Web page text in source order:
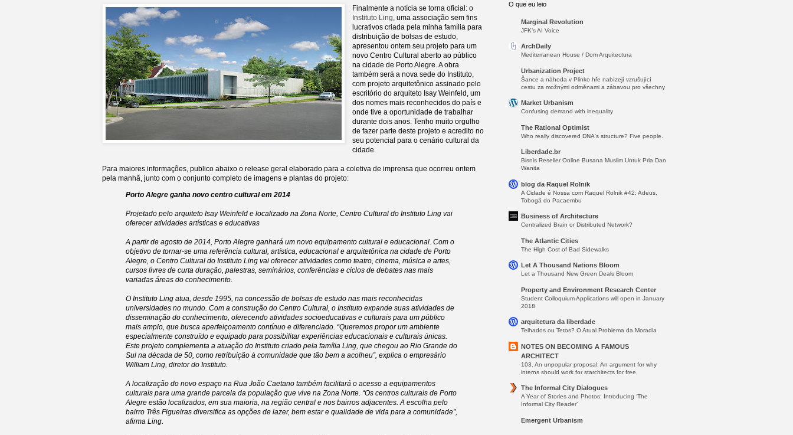
Finalmente a notícia se torna oficial: o
Instituto Ling , uma associação sem fins
lucrativos criada pela minha família para
distribuição de bolsas de estudo,
apresentou ontem seu projeto para um
novo Centro Cultural aberto ao público
na cidade de Porto Alegre. A obra
também será a nova sede do Instituto,
com projeto arquitetônico assinado pelo
escritório do arquiteto Isay Weinfeld, um
dos nomes mais reconhecidos do país e
onde tive a oportunidade de trabalhar
durante dois anos. Tenho muito orgulho
de fazer parte deste projeto e acredito no
seu potencial para o cenário cultural da
cidade.
Para maiores informações, publico abaixo o release geral elaborado para a coletiva de imprensa que ocorreu ontem
pela manhã, junto com o conjunto completo de imagens e plantas do projeto:
Porto Alegre ganha novo centro cultural em 2014
Projetado pelo arquiteto Isay Weinfeld e localizado na Zona Norte, Centro Cultural do Instituto Ling vai
oferecer atividades artísticas e educativas
A partir de agosto de 2014, Porto Alegre ganhará um novo equipamento cultural e educacional. Com o
objetivo de tornar-se uma referência cultural, artística, educacional e arquitetônica na cidade de Porto
Alegre, o Centro Cultural do Instituto Ling vai oferecer atividades como teatro, cinema, música e artes,
cursos livres de curta duração, palestras, seminários, conferências e ciclos de debates nas mais
variadas áreas do conhecimento.
O Instituto Ling atua, desde 1995, na concessão de bolsas de estudo nas mais reconhecidas
universidades no mundo. Com a construção do Centro Cultural, o Instituto expande suas atividades de
disseminação do conhecimento, oferecendo atividades socioeducativas e culturais para um público
mais amplo, que busca aperfeiçoamento contínuo e diferenciado. “Queremos propor um ambiente
especialmente construído e equipado para possibilitar experiências educacionais e culturais únicas.
Este projeto complementa a atuação do Instituto criado pela família Ling, que chegou ao Rio Grande do
Sul na década de 50, como retribuição à comunidade que tão bem a acolheu”, explica o empresário
William Ling, diretor do Instituto.
A localização do novo espaço na Rua João Caetano também facilitará o acesso a equipamentos
culturais para uma grande parcela da população que vive na Zona Norte. “Os centros culturais de Porto
Alegre estão localizados, em sua maioria, na região central e nos bairros adjacentes. A escolha pelo
bairro Três Figueiras diversifica as opções de lazer, bem estar e qualidade de vida para a comunidade”,
afirma Ling.
O que eu leio
Marginal Revolution
JFK’s AI Voice
ArchDaily
Mediterranean House / Dom Arquitectura
Urbanization Project
Šance a náhoda v Plinko hře nabízejí vzrušující
cestu za možnými odměnami a zábavou pro všechny
Market Urbanism
Confusing demand with inequality
The Rational Optimist
Who really discovered DNA's structure? Five people.
Liberdade.br
Bisnis Reseller Online Busana Muslim Untuk Pria Dan
Wanita
blog da Raquel Rolnik
A Cidade é Nossa com Raquel Rolnik #42: Adeus,
Tobogã do Pacaembu
Business of Architecture
Centralized Brain or Distributed Network?
The Atlantic Cities
The High Cost of Bad Sidewalks
Let A Thousand Nations Bloom
Let a Thousand New Green Deals Bloom
Property and Environment Research Center
Student Colloquium Applications will open in January
2018
arquitetura da liberdade
Telhados ou Tetos? O Atual Problema da Moradia
NOTES ON BECOMING A FAMOUS
ARCHITECT
103. An unpopular proposal: An argument for why
interns should work for starchitects for free.
The Informal City Dialogues
A Year of Stories and Photos: Introducing ‘The
Informal City Reader’
Emergent Urbanism